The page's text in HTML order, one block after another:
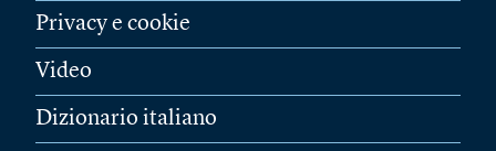
Privacy e cookie
Video
Dizionario italiano